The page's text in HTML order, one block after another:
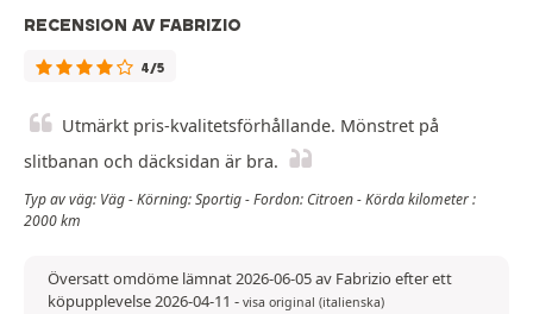
RECENSION AV FABRIZIO
4/5
Utmärkt pris-kvalitetsförhållande. Mönstret på
slitbanan och däcksidan är bra.
Typ av väg: Väg - Körning: Sportig - Fordon: Citroen - Körda kilometer :
2000 km
Översatt omdöme lämnat 2026-06-05 av Fabrizio efter ett
köpupplevelse 2026-04-11 - visa original (italienska)